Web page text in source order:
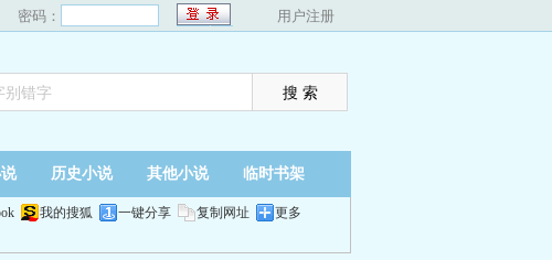
密码： 用户注册
历史小说 其他小说 临时书架
我的搜狐 一键分享 复制网址 更多